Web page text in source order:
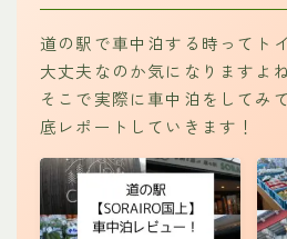
道の駅で車中泊する時ってト
大丈夫なのか気になりますよね
そこで実際に車中泊をしてみ
底レポートしていきます！